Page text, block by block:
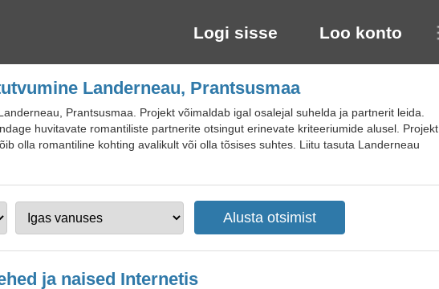
Logi sisse Loo konto
Landerneau, Prantsusmaa
Prantsusmaa. Projekt võimaldab igal osalejal suhelda ja partnerit leida.
huvitavate romantiliste partnerite otsingut erinevate kriteeriumide alusel. Projekt
olla romantiline kohting avalikult või olla tõsises suhtes. Liitu tasuta Landerneau
ja naised Internetis